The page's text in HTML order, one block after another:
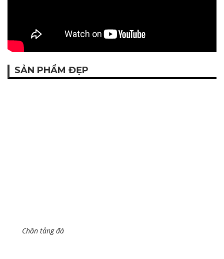
SẢN PHẨM ĐẸP
Chân tảng đá